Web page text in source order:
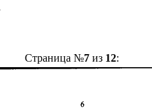
Страница №7из 12: